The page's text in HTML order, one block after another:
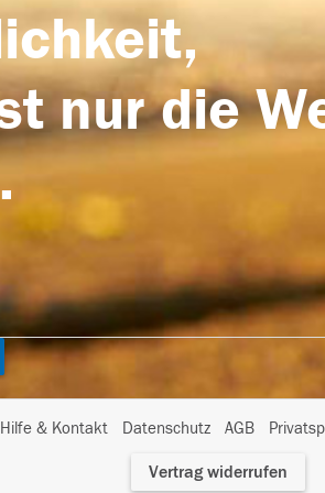
nur die
Hilfe & Kontakt Datenschutz AGB
Vertrag widerrufen